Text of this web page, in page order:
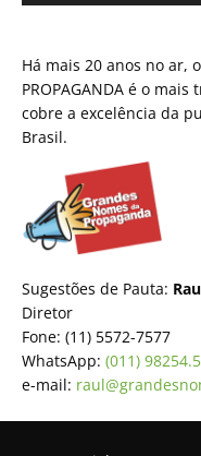
Há mais 20 anos no ar,
PROPAGANDA é o
cobre a excelência da
Brasil.
Sugestões de Pauta:
Diretor
Fone: (11) 5572-7577
WhatsApp: (011)
e-mail: